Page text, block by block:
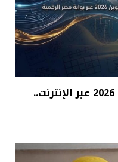
خطوات تحديث بطاقة التموين 2026 عبر الإنترنت..